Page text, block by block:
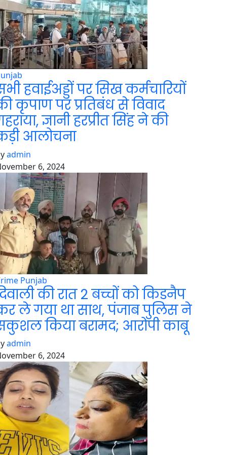
हवाईअड्डों पर सिख कर्मचारियों
कृपाण पर प्रतिबंध से विवाद
ज्ञानी हरप्रीत सिंह ने की
आलोचना
admin
6, 2024
Punjab
की रात 2 बच्चों को किडनैप
ले गया था साथ, पंजाब पुलिस ने
किया बरामद; आरोपी काबू
admin
6, 2024